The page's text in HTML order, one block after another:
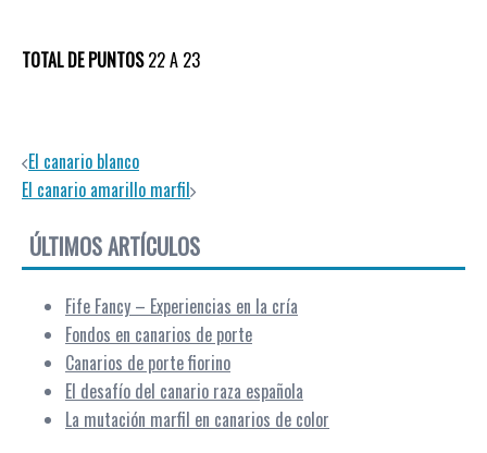
TOTAL DE PUNTOS22 A 23
El canario blanco
El canario amarillo marfil
ÚLTIMOS ARTÍCULOS
Fife Fancy – Experiencias en la cría
Fondos en canarios de porte
Canarios de porte fiorino
El desafío del canario raza española
La mutación marfil en canarios de color